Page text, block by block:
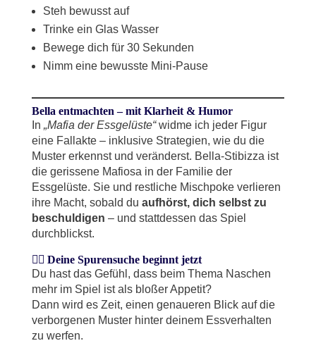
Steh bewusst auf
Trinke ein Glas Wasser
Bewege dich für 30 Sekunden
Nimm eine bewusste Mini-Pause
Bella entmachten – mit Klarheit & Humor
In „Mafia der Essgelüste“widme ich jeder Figur
eine Fallakte – inklusive Strategien, wie du die
Muster erkennst und veränderst. Bella-Stibizza ist
die gerissene Mafiosa in der Familie der
Essgelüste. Sie und restliche Mischpoke verlieren
ihre Macht, sobald du aufhörst, dich selbst zu
beschuldigen – und stattdessen das Spiel
durchblickst.
🕵️‍♀️ Deine Spurensuche beginnt jetzt
Du hast das Gefühl, dass beim Thema Naschen
mehr im Spiel ist als bloßer Appetit?
Dann wird es Zeit, einen genaueren Blick auf die
verborgenen Muster hinter deinem Essverhalten
zu werfen.